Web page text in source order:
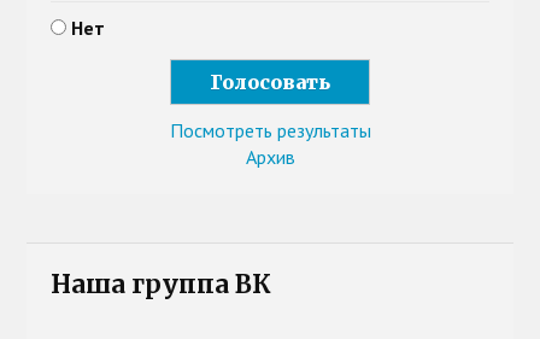
Нет
Посмотреть результаты
Архив
Наша группа ВК